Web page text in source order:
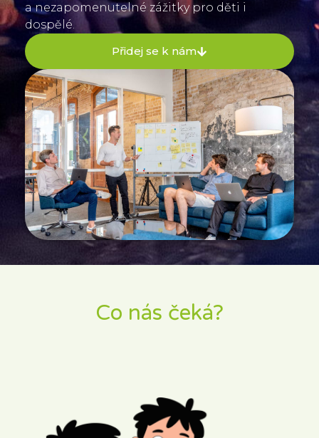
a nezapomenutelné zážitky pro děti i
dospělé.
Přidej se k nám
Co nás čeká?